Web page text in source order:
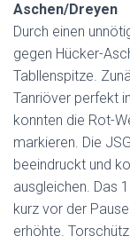
Aschen/Dreyen
Durch einen
gegen Hücker-
Tabllenspitze.
Tanriöver perfekt
konnten die Rot-
markieren. Die
beeindruckt und
ausgleichen. Das
kurz vor der
erhöhte.